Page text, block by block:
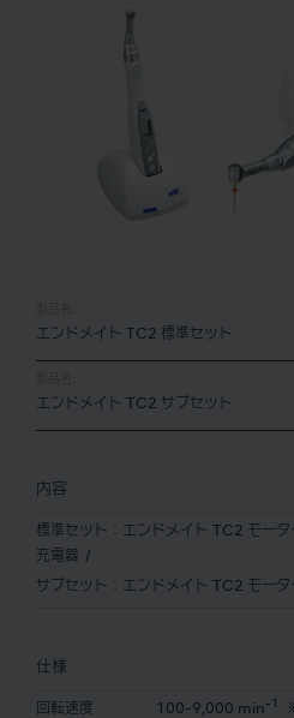
エンドメイト TC2 標準セット
エンドメイト TC2 サブセット
内容
標準セット：エンドメイト TC2 モー
充電器
サブセット：エンドメイト TC2 モー
仕様
回転速度 100-9,000 min -1